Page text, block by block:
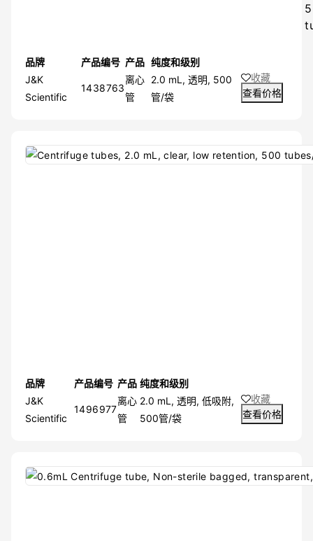
品牌 产品编号 产品 纯度和级别
J&K
Scientific
1438763
离心
管
2.0 mL, 透明, 500
管/袋
收藏
查看价格
品牌 产品编号 产品 纯度和级别
J&K
Scientific
1496977
离心
管
2.0 mL, 透明, 低吸附,
500管/袋
收藏
查看价格